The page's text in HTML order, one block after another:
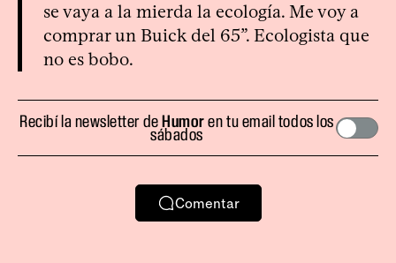
se vaya a la mierda la ecología. Me voy a
comprar un Buick del 65”. Ecologista que
no es bobo.
Recibí la newsletter deHumoren tu email todos los
sábados
Comentar